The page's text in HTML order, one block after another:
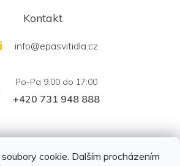
cookie. Dalším procházením
Kontakt
info@epasvitidla.cz
+420 731 948 888